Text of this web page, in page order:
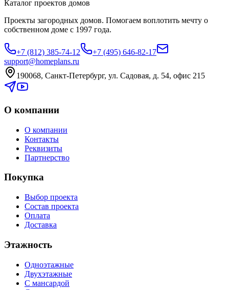
Каталог проектов домов
Проекты загородных домов. Помогаем воплотить мечту о
собственном доме с 1997 года.
+7 (812) 385-74-12
+7 (495) 646-82-17
support@homeplans.ru
190068, Санкт-Петербург, ул. Садовая, д. 54, офис 215
О компании
О компании
Контакты
Реквизиты
Партнерство
Покупка
Выбор проекта
Состав проекта
Оплата
Доставка
Этажность
Одноэтажные
Двухэтажные
С мансардой